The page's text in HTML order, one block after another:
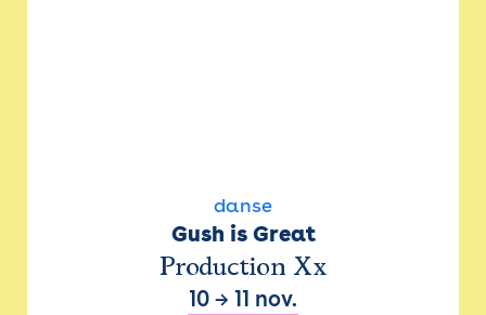
danse
Gush is Great
Production Xx
10 → 11 nov.